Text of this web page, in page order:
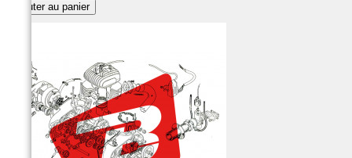
Ajouter au panier